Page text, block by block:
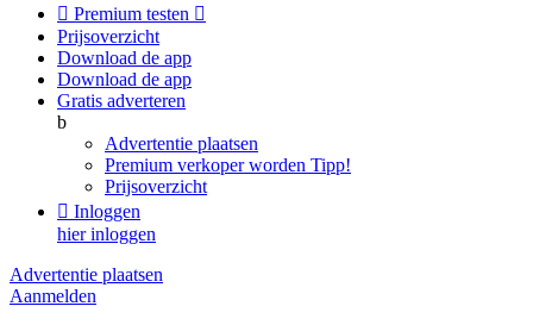
 Premium testen 
Prijsoverzicht
Download de app
Download de app
Gratis adverteren
b
Advertentie plaatsen
Premium verkoper worden Tipp!
Prijsoverzicht
 Inloggen
hier inloggen
Advertentie plaatsen
Aanmelden